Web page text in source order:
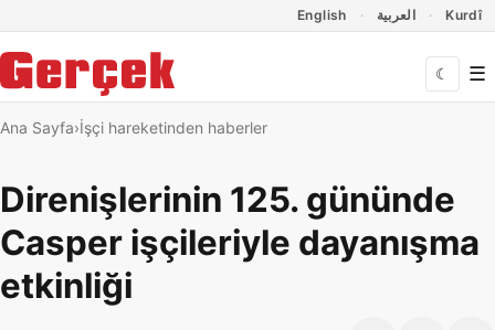
English العربية Kurdî
☾ ☰
Ana Sayfa İşçi hareketinden haberler
Direnişlerinin 125. gününde
Casper işçileriyle dayanışma
etkinliği